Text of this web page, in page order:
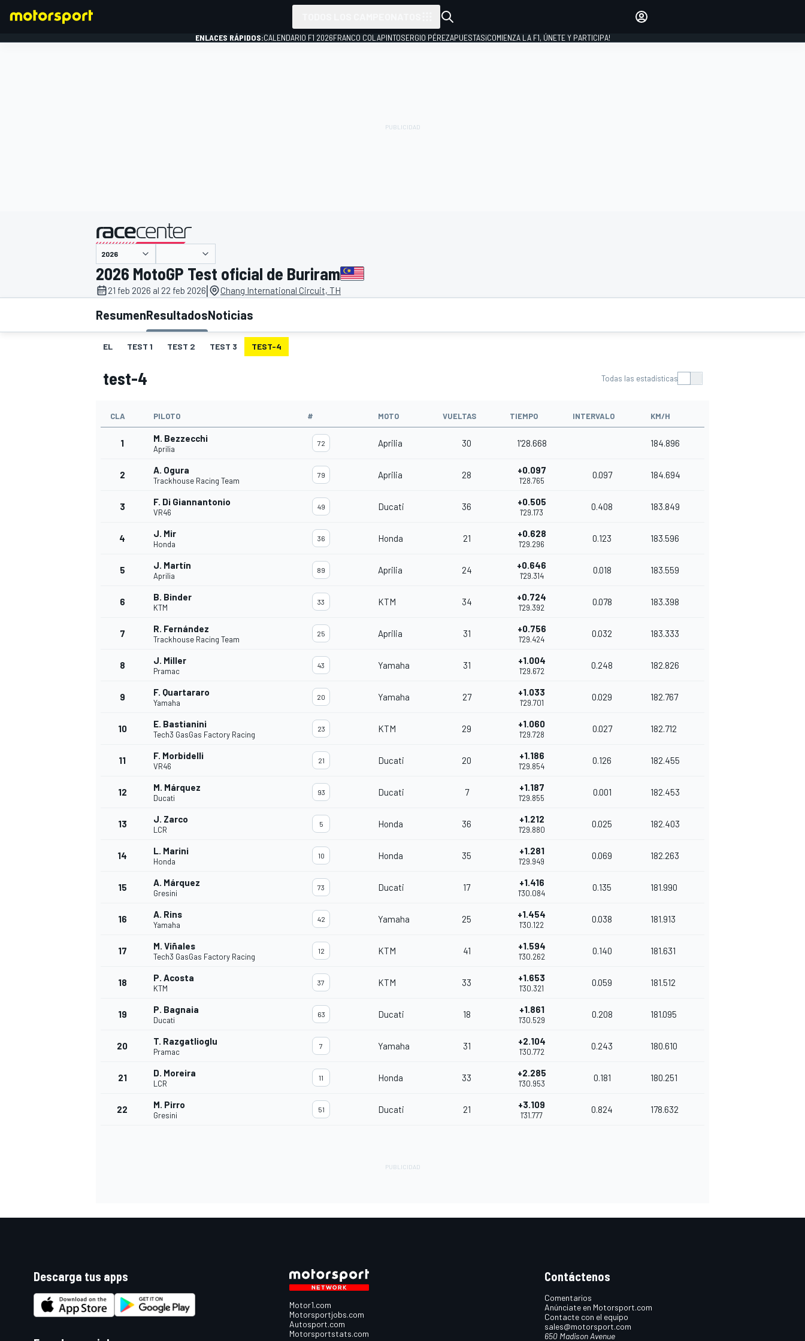
INDYCAR
FÓRMULA E
INICIAR SESIÓN
ENLACES RÁPIDOS:CALENDARIO F1 2026FRANCO COLAPINTOSERGIO PÉREZAPUESTAS¡COMIENZA LA F1, ÚNETE Y PARTICIPA!
presentado por
2026 MotoGP Test oficial de Buriram
21 feb 2026 al 22 feb 2026| Chang International Circuit, TH
ResumenResultadosNoticias
EL TEST 1 TEST 2 TEST 3 TEST-4
test-4 Todas las estadísticas
CLA PILOTO # MOTO VUELTAS TIEMPO INTERVALO KM/H
1 M. Bezzecchi
Aprilia
72 Aprilia 30 1'28.668 184.896
2 A. Ogura
Trackhouse Racing Team
79 Aprilia 28 +0.097
1'28.765
0.097 184.694
3 F. Di Giannantonio
VR46
49 Ducati 36 +0.505
1'29.173
0.408 183.849
4 J. Mir
Honda
36 Honda 21 +0.628
1'29.296
0.123 183.596
5 J. Martín
Aprilia
89 Aprilia 24 +0.646
1'29.314
0.018 183.559
6 B. Binder
KTM
33 KTM 34 +0.724
1'29.392
0.078 183.398
7 R. Fernández
Trackhouse Racing Team
25 Aprilia 31 +0.756
1'29.424
0.032 183.333
8 J. Miller
Pramac
43 Yamaha 31 +1.004
1'29.672
0.248 182.826
9 F. Quartararo
Yamaha
20 Yamaha 27 +1.033
1'29.701
0.029 182.767
10 E. Bastianini
Tech3 GasGas Factory Racing
23 KTM 29 +1.060
1'29.728
0.027 182.712
11 F. Morbidelli
VR46
21 Ducati 20 +1.186
1'29.854
0.126 182.455
12 M. Márquez
Ducati
93 Ducati 7 +1.187
1'29.855
0.001 182.453
13 J. Zarco
LCR
5 Honda 36 +1.212
1'29.880
0.025 182.403
14 L. Marini
Honda
10 Honda 35 +1.281
1'29.949
0.069 182.263
15 A. Márquez
Gresini
73 Ducati 17 +1.416
1'30.084
0.135 181.990
16 A. Rins
Yamaha
42 Yamaha 25 +1.454
1'30.122
0.038 181.913
17 M. Viñales
Tech3 GasGas Factory Racing
12 KTM 41 +1.594
1'30.262
0.140 181.631
18 P. Acosta
KTM
37 KTM 33 +1.653
1'30.321
0.059 181.512
19 P. Bagnaia
Ducati
63 Ducati 18 +1.861
1'30.529
0.208 181.095
20 T. Razgatlioglu
Pramac
7 Yamaha 31 +2.104
1'30.772
0.243 180.610
21 D. Moreira
LCR
11 Honda 33 +2.285
1'30.953
0.181 180.251
22 M. Pirro
Gresini
51 Ducati 21 +3.109
1'31.777
0.824 178.632
Descarga tus apps
Motor1.com
Motorsportjobs.com
Autosport.com
Motorsportstats.com
Contáctenos
Comentarios
Anúnciate en Motorsport.com
Contacte con el equipo
sales@motorsport.com
650 Madison Avenue